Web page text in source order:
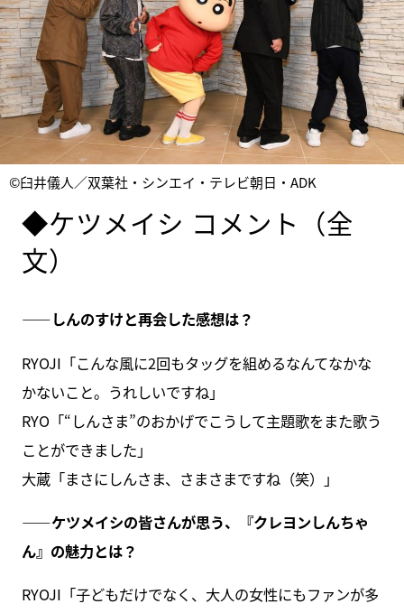
©臼井儀人／双葉社・シンエイ・テレビ朝日・ADK
◆ケツメイシ コメント（全
文）
――しんのすけと再会した感想は？
RYOJI「こんな風に2回もタッグを組めるなんてなかな
かないこと。うれしいですね」
RYO「“しんさま”のおかげでこうして主題歌をまた歌う
ことができました」
大蔵「まさにしんさま、さまさまですね（笑）」
――ケツメイシの皆さんが思う、『クレヨンしんちゃ
ん』の魅力とは？
RYOJI「子どもだけでなく、大人の女性にもファンが多